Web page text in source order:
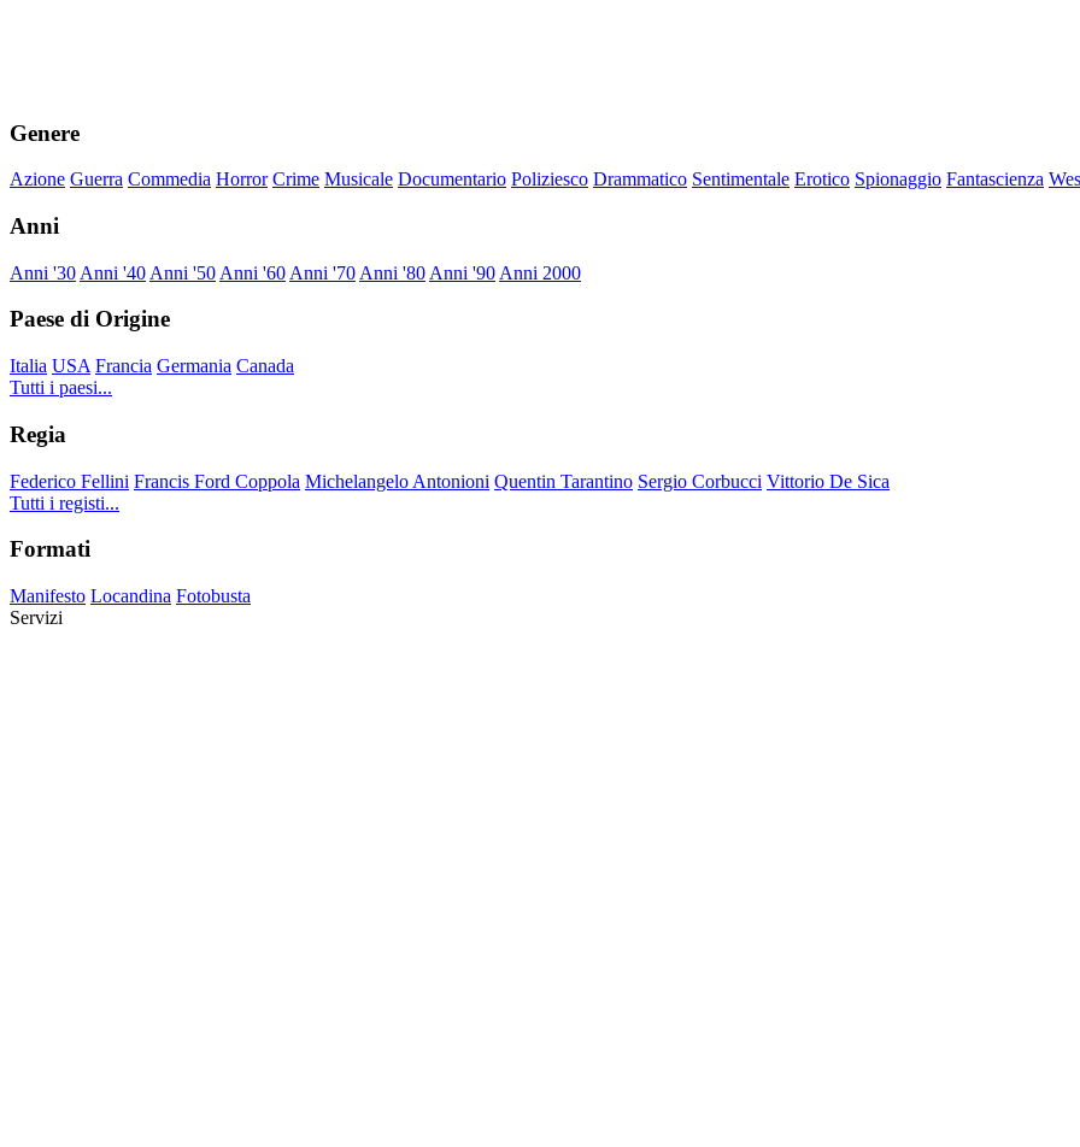
Genere
Azione Guerra Commedia Horror Crime Musicale Documentario Poliziesco Drammatico Sentimentale Erotico Spionaggio Fantascienza
Anni
Anni '30 Anni '40 Anni '50 Anni '60 Anni '70 Anni '80 Anni '90 Anni 2000
Paese di Origine
Italia USA Francia Germania Canada
Tutti i paesi...
Regia
Federico Fellini Francis Ford Coppola Michelangelo Antonioni Quentin Tarantino Sergio Corbucci Vittorio De Sica
Tutti i registi...
Formati
Manifesto Locandina Fotobusta
Servizi